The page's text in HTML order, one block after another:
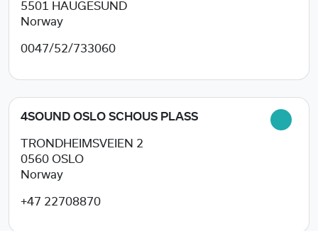
5501
HAUGESUND
Norway
0047/52/733060
4SOUND OSLO SCHOUS PLASS
TRONDHEIMSVEIEN 2
0560 OSLO
Norway
+47 22708870